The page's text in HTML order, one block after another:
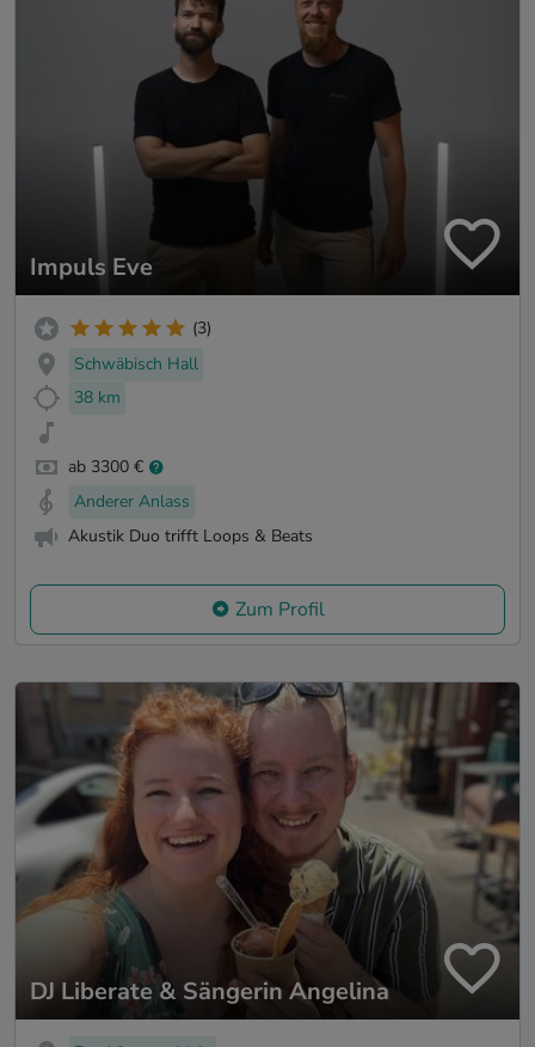
Impuls Eve
(3)
Schwäbisch Hall
38 km
ab 3300 €
Anderer Anlass
Akustik Duo trifft Loops & Beats
Zum Profil
DJ Liberate & Sängerin Angelina